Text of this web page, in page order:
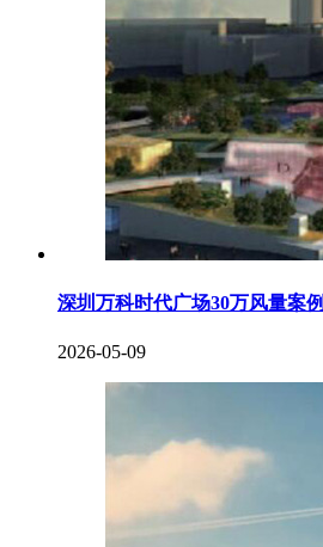
深圳万科时代广场30万风量案例
2026-05-09